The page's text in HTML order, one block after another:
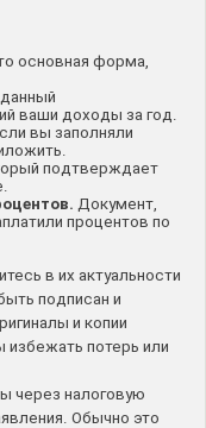
основная форма,
ваши доходы за год.
вы заполняли
подтверждает
Документ,
процентов по
в их актуальности
подписан и
и копии
потерь или
через налоговую
Обычно это